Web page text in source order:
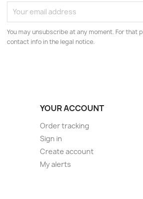
You may unsubscribe at any moment. For that
contact info in the legal notice.
YOUR ACCOUNT
Order tracking
Sign in
Create account
My alerts